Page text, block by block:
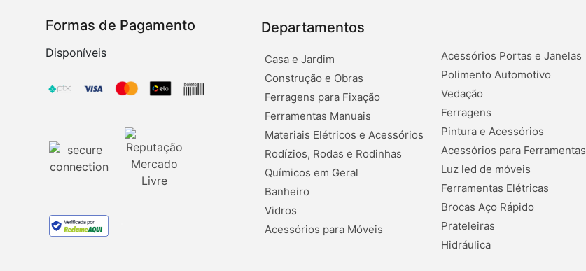
Departamentos
Casa e Jardim
Construção e Obras
Ferragens para Fixação
Ferramentas Manuais
Materiais Elétricos e Acessórios
Rodízios, Rodas e Rodinhas
Químicos em Geral
Banheiro
Vidros
Acessórios para Móveis
Acessórios Portas e Janelas
Polimento Automotivo
Vedação
Ferragens
Pintura e Acessórios
Acessórios para Ferramentas
Luz led de móveis
Ferramentas Elétricas
Brocas Aço Rápido
Prateleiras
Hidráulica
Formas de Pagamento
Disponíveis